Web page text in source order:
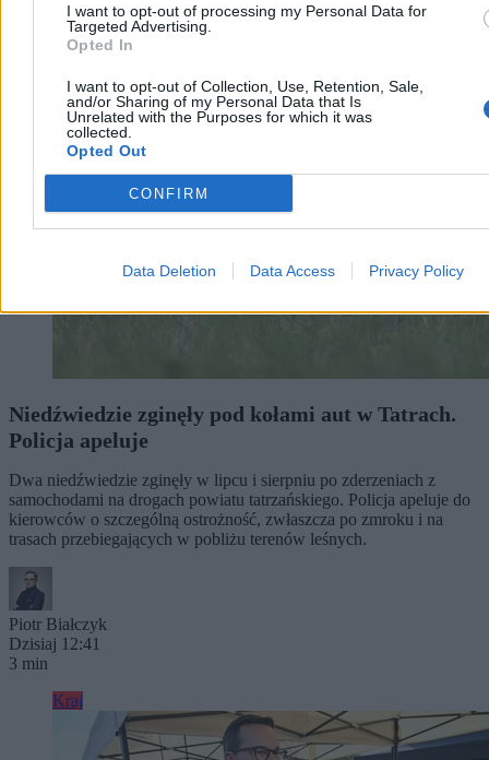
I want to opt-out of processing my Personal Data for
Targeted Advertising.
Opted In
I want to opt-out of Collection, Use, Retention, Sale,
and/or Sharing of my Personal Data that Is
Unrelated with the Purposes for which it was
collected.
Opted Out
CONFIRM
Data Deletion Data Access Privacy Policy
Niedźwiedzie zginęły pod kołami aut w Tatrach.
Policja apeluje
Dwa niedźwiedzie zginęły w lipcu i sierpniu po zderzeniach z
samochodami na drogach powiatu tatrzańskiego. Policja apeluje do
kierowców o szczególną ostrożność, zwłaszcza po zmroku i na
trasach przebiegających w pobliżu terenów leśnych.
Piotr Białczyk
Dzisiaj 12:41
3 min
Kraj